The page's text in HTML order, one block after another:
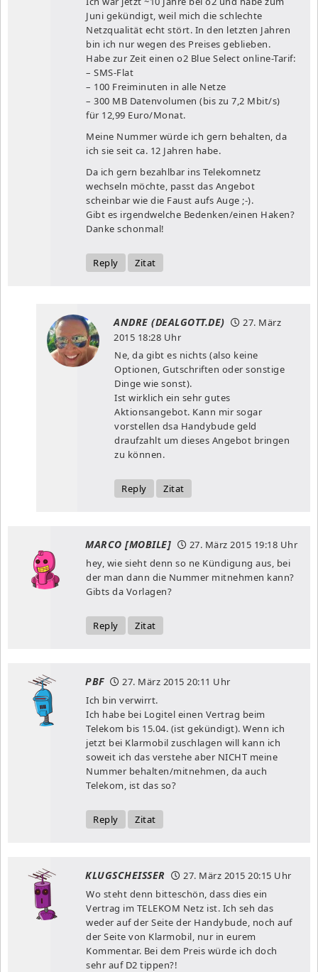
Juni gekündigt, weil mich die schlechte
Netzqualität echt stört. In den letzten Jahren
bin ich nur wegen des Preises geblieben.
Habe zur Zeit einen o2 Blue Select online-Tarif:
– SMS-Flat
– 100 Freiminuten in alle Netze
– 300 MB Datenvolumen (bis zu 7,2 Mbit/s)
für 12,99 Euro/Monat.
Meine Nummer würde ich gern behalten, da
ich sie seit ca. 12 Jahren habe.
Da ich gern bezahlbar ins Telekomnetz
wechseln möchte, passt das Angebot
scheinbar wie die Faust aufs Auge ;-).
Gibt es irgendwelche Bedenken/einen Haken?
Danke schonmal!
Reply Zitat
ANDRE (DEALGOTT.DE)
27. März
2015 18:28 Uhr
Ne, da gibt es nichts (also keine
Optionen, Gutschriften oder sonstige
Dinge wie sonst).
Ist wirklich ein sehr gutes
Aktionsangebot. Kann mir sogar
vorstellen dsa Handybude geld
draufzahlt um dieses Angebot bringen
zu können.
Reply Zitat
MARCO [MOBILE] 27. März 2015 19:18 Uhr
hey, wie sieht denn so ne Kündigung aus, bei
der man dann die Nummer mitnehmen kann?
Gibts da Vorlagen?
Reply Zitat
PBF 27. März 2015 20:11 Uhr
Ich bin verwirrt.
Ich habe bei Logitel einen Vertrag beim
Telekom bis 15.04. (ist gekündigt). Wenn ich
jetzt bei Klarmobil zuschlagen will kann ich
soweit ich das verstehe aber NICHT meine
Nummer behalten/mitnehmen, da auch
Telekom, ist das so?
Reply Zitat
KLUGSCHEISSER 27. März 2015 20:15 Uhr
Wo steht denn bitteschön, dass dies ein
Vertrag im TELEKOM Netz ist. Ich seh das
weder auf der Seite der Handybude, noch auf
der Seite von Klarmobil, nur in eurem
Kommentar. Bei dem Preis würde ich doch
sehr auf D2 tippen?!